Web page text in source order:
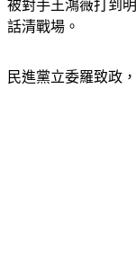
被對手王鴻薇打到
話清戰場。
民進黨立委羅致政